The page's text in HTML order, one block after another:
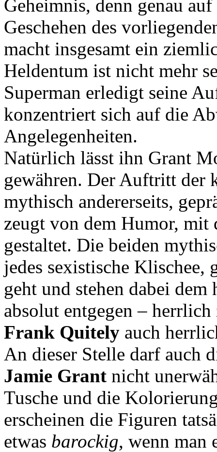
Geheimnis, denn genau
Geschehen des
macht insgesamt ein
Heldentum ist nicht mehr
Superman erledigt seine
konzentriert sich auf die
Angelegenheiten.
Natürlich lässt ihn Grant
gewähren. Der Auftritt der
mythisch andererseits,
zeugt von dem Humor,
gestaltet. Die beiden
jedes sexistische Klischee,
geht und stehen dabei
absolut entgegen –
Frank Quitely auch
An dieser Stelle darf auch
Jamie Grant nicht
Tusche und die
erscheinen die Figuren
etwas barockig, wenn man